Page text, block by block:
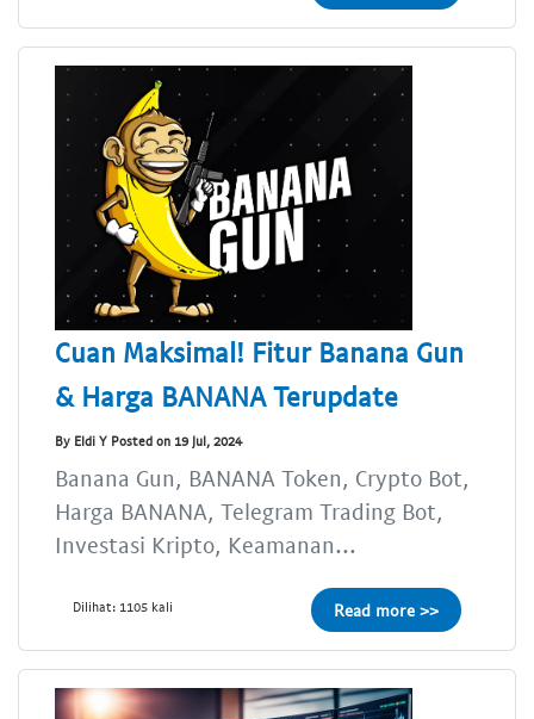
Cuan Maksimal! Fitur Banana Gun
& Harga BANANA Terupdate
By Eldi Y Posted on 19 Jul, 2024
Banana Gun, BANANA Token, Crypto Bot,
Harga BANANA, Telegram Trading Bot,
Investasi Kripto, Keamanan...
Dilihat: 1105 kali Read more >>